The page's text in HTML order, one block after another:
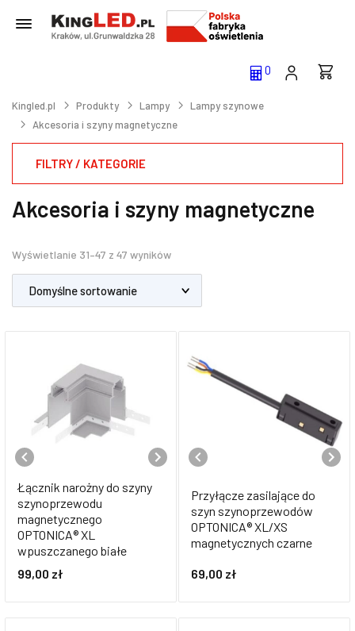
0
Kingled.pl Produkty Lampy
Lampy szynowe
Akcesoria i szyny magnetyczne
Akcesoria i szyny magnetyczne
Wyświetlanie 31–47 z 47 wyników
Łącznik narożny do szyny
szynoprzewodu
magnetycznego
OPTONICA® XL
wpuszczanego białe
99,00 zł
Przyłącze zasilające do
szyn szynoprzewodów
OPTONICA® XL/XS
magnetycznych czarne
69,00 zł
FILTRY / KATEGORIE